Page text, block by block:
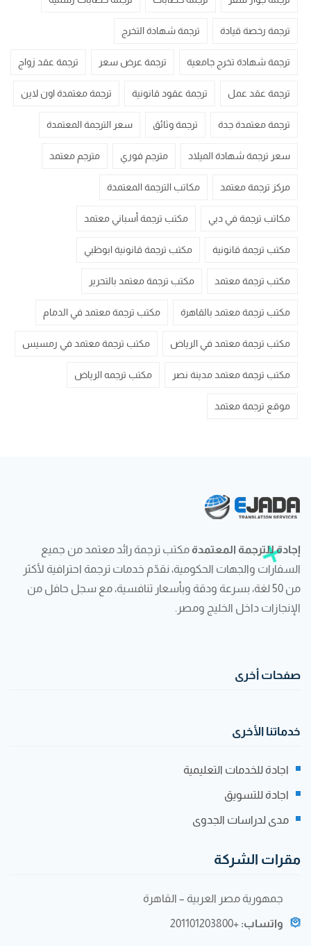
ترجمة رخصة قيادة ترجمة شهادة التخرج
ترجمة شهادة تخرج جامعية ترجمة عرض سعر ترجمة عقد زواج
ترجمة عقد عمل ترجمة عقود قانونية ترجمة معتمدة اون لاين
ترجمة معتمدة جدة ترجمة وثائق سعر الترجمة المعتمدة
سعر ترجمة شهادة الميلاد مترجم فوري مترجم معتمد
مركز ترجمة معتمد مكاتب الترجمة المعتمدة
مكاتب ترجمة في دبي مكتب ترجمة أسباني معتمد
مكتب ترجمة قانونية مكتب ترجمة قانونية ابوظبي
مكتب ترجمة معتمد مكتب ترجمة معتمد بالتحرير
مكتب ترجمة معتمد بالقاهرة مكتب ترجمة معتمد في الدمام
مكتب ترجمة معتمد في الرياض مكتب ترجمة معتمد في رمسيس
مكتب ترجمة معتمد مدينة نصر مكتب ترجمه الرياض
موقع ترجمة معتمد
إجادة للترجمة المعتمدة مكتب ترجمة رائد معتمد من جميع
السفارات والجهات الحكومية، نقدّم خدمات ترجمة احترافية لأكثر
من 50 لغة، بسرعة ودقة وبأسعار تنافسية، مع سجل حافل من
الإنجازات داخل الخليج ومصر.
صفحات أخرى
خدماتنا الأخرى
اجادة للخدمات التعليمية
اجادة للتسويق
مدى لدراسات الجدوى
مقرات الشركة
جمهورية مصر العربية – القاهرة
واتساب: +201101203800